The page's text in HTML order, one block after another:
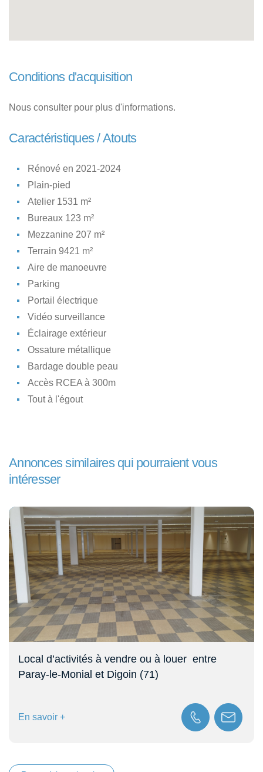
Conditions d'acquisition
Nous consulter pour plus d'informations.
Caractéristiques / Atouts
Rénové en 2021-2024
Plain-pied
Atelier 1531 m²
Bureaux 123 m²
Mezzanine 207 m²
Terrain 9421 m²
Aire de manoeuvre
Parking
Portail électrique
Vidéo surveillance
Éclairage extérieur
Ossature métallique
Bardage double peau
Accès RCEA à 300m
Tout à l'égout
Annonces similaires qui pourraient vous
intéresser
Local d’activités à vendre ou à louer  entre
Paray-le-Monial et Digoin (71)
En savoir +